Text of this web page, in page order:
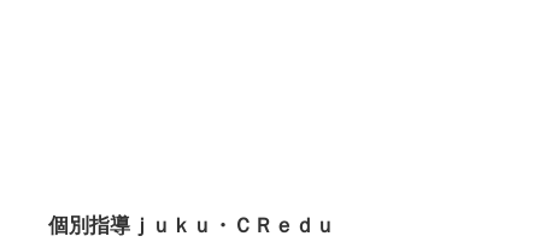
個別指導ｊｕｋｕ・ＣＲｅｄｕ